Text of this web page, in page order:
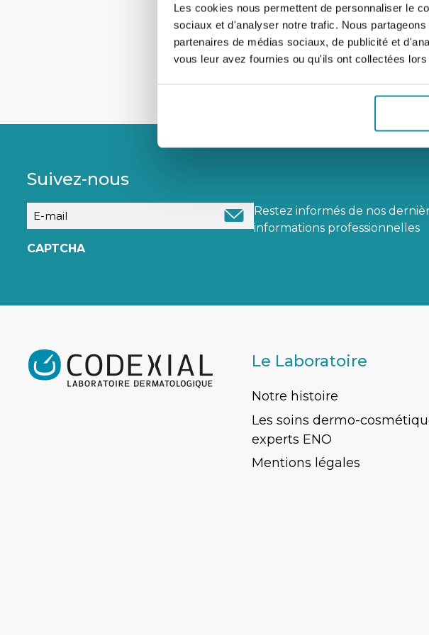
Les cookies nous permettent de personnaliser le
sociaux et d'analyser notre trafic. Nous
partenaires de médias sociaux, de publicité et
vous leur avez fournies ou qu'ils ont collectées
Suivez-nous
E-
mail
CAPTCHA
Restez informés de nos
informations professionnelles
Le Laboratoire
Notre histoire
Les soins dermo-
experts ENO
Mentions légales